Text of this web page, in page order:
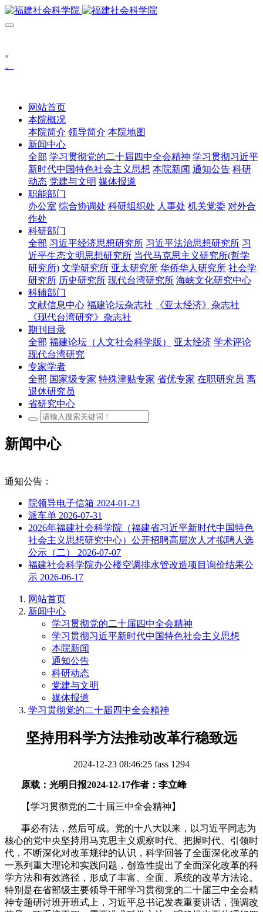
。
。
网站首页
本院概况
本院简介 领导简介 本院地图
新闻中心
全部 学习贯彻党的二十届四中全会精神 学习贯彻习近平
新时代中国特色社会主义思想 本院新闻 通知公告 科研
动态 党建与文明 媒体报道
职能部门
办公室 综合协调处 科研组织处 人事处 机关党委 对外合
作处
科研部门
全部 习近平经济思想研究所 习近平法治思想研究所 习
近平生态文明思想研究所 当代马克思主义研究所(哲学
研究所) 文学研究所 亚太研究所 华侨华人研究所 社会学
研究所 历史研究所 现代台湾研究所 海峡文化研究中心
科辅部门
文献信息中心 福建论坛杂志社
《亚太经济》杂志社
《现代台湾研究》杂志社
期刊目录
全部 福建论坛（人文社会科学版） 亚太经济 学术评论
现代台湾研究
专家学者
全部 国家级专家 特殊津贴专家 省优专家 在职研究员 离
退休研究员
省研究中心
新闻中心
通知公告：
院领导电子信箱 2024-01-23
派车单 2026-07-31
2026年福建社会科学院（福建省习近平新时代中国特色
社会主义思想研究中心）公开招聘高层次人才拟聘人选
公示（二） 2026-07-07
福建社会科学院办公楼空调排水管改造项目询价结果公
示 2026-06-17
网站首页
新闻中心
学习贯彻党的二十届四中全会精神
学习贯彻习近平新时代中国特色社会主义思想
本院新闻
通知公告
科研动态
党建与文明
媒体报道
学习贯彻党的二十届四中全会精神
坚持用科学方法推动改革行稳致远
2024-12-23 08:46:25 fass 1294
原载：光明日报2024-12-17作者：李立峰
【学习贯彻党的二十届三中全会精神】
事必有法，然后可成。党的十八大以来，以习近平同志为
核心的党中央坚持用马克思主义观察时代、把握时代、引领时
代，不断深化对改革规律的认识，科学回答了全面深化改革的
一系列重大理论和实践问题，创造性提出了全面深化改革的科
学方法和有效路径，形成了丰富、全面、系统的改革方法论。
特别是在省部级主要领导干部学习贯彻党的二十届三中全会精
神专题研讨班开班式上，习近平总书记发表重要讲话，强调改